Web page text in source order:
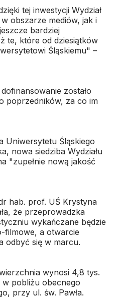
tej inwestycji Wydział
obszarze mediów, jak i
bardziej
te, które od dziesiątków
Śląskiemu" –
zostało
poprzedników, za co im
Uniwersytetu Śląskiego
nowa siedziba Wydziału
"zupełnie nową jakość
hab. prof. UŚ Krystyna
że przeprowadzka
wykańczane będzie
filmowe, a otwarcie
odbyć się w marcu.
wynosi 4,8 tys.
pobliżu obecnego
przy ul. św. Pawła.